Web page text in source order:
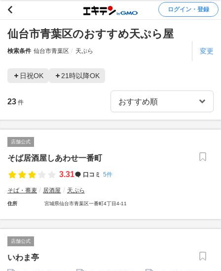
ログイン・登録
仙台市青葉区のおすすめ天ぷら屋
検索条件 仙台市青葉区 天ぷら 変更
日祝OK 21時以降OK
23 件
店舗公式
そば居酒屋しあわせ一番町
3.31
口コミ 5件
そば・蕎麦 居酒屋 天ぷら
住所 宮城県仙台市青葉区一番町4丁目4-11
店舗公式
いわま亭